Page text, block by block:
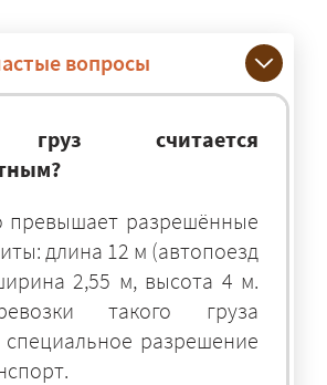
вопросы
считается
превышает разрешённые
длина 12 м (автопоезд
2,55 м, высота 4 м.
такого груза
специальное разрешение